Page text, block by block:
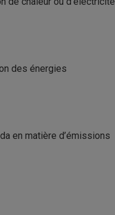
des énergies
en matière d’émissions